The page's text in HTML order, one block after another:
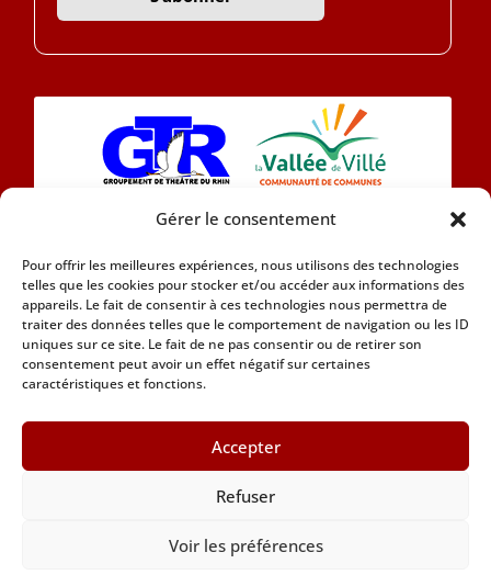
Gérer le consentement
Pour offrir les meilleures expériences, nous utilisons des technologies
telles que les cookies pour stocker et/ou accéder aux informations des
appareils. Le fait de consentir à ces technologies nous permettra de
traiter des données telles que le comportement de navigation ou les ID
uniques sur ce site. Le fait de ne pas consentir ou de retirer son
consentement peut avoir un effet négatif sur certaines
caractéristiques et fonctions.
Accepter
Refuser
Voir les préférences
aujourd’hui d’une chorale et d’une section théâtre
en Alsacien.
Car nous attachons de l’importance à notre
patrimoine culturel nous adhérons à la Marque
Alsace Marque Alsace
Tous droits réservés